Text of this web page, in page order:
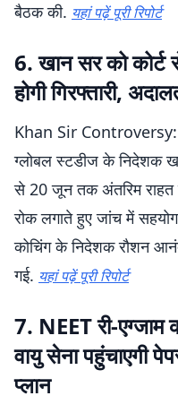
बैठक की. यहां पढ़ें पूरी रिपोर्ट
6. खान सर को
होगी गिरफ्तारी,
Khan Sir Controversy:
ग्लोबल स्टडीज के निदेशक
से 20 जून तक अंतरिम राहत
रोक लगाते हुए जांच में सहयोग
कोचिंग के निदेशक रौशन
गई. यहां पढ़ें पूरी रिपोर्ट
7. NEET री-एग्जाम
वायु सेना पहुंचाएगी
प्लान